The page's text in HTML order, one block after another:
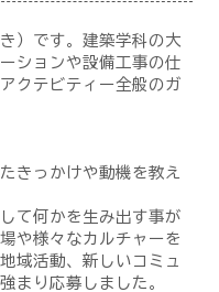
です。建築学科の大
ションや設備工事の仕
クテビティー全般のガ
きっかけや動機を教え
て何かを生み出す事が
や様々なカルチャーを
域活動、新しいコミュ
まり応募しました。